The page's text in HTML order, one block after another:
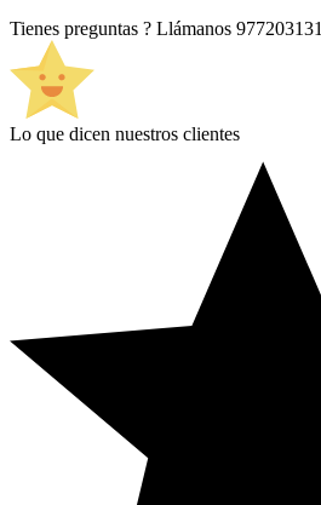
Tienes preguntas ? Llámanos 977203131
Lo que dicen nuestros clientes